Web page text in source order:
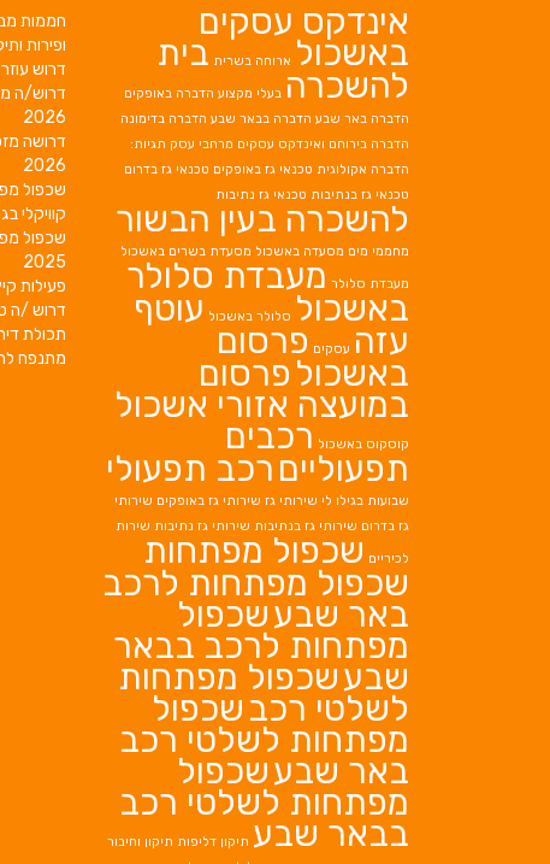
חממות
ופירות
דרוש
דרוש/ה
2026
דרושה
2026
שכפול
קוויקלי
שכפול
2025
פעילות
דרוש /ה
תכולת
מתנפח
אינדקס עסקים
באשכול ארוחה בשרית בית
להשכרה בעלי מקצוע הדברה באופקים
הדברה באר שבע הדברה בבאר שבע הדברה בדימונה
הדברה בירוחם ואינדקס עסקים מרחבי עסק תגיות:
הדברה אקולוגית טכנאי גז באופקים טכנאי גז בדרום
טכנאי גז בנתיבות טכנאי גז נתיבות
להשכרה בעין הבשור
מחממי מים מסעדה באשכול מסעדת בשרים באשכול
מעבדת סלולר מעבדת סלולר
באשכול סלולר באשכול עוטף
עזה עסקים פרסום
באשכול פרסום
במועצה אזורי אשכול
קוסקוס באשכול רכבים
תפעוליים רכב תפעולי
שבועות בגילו לי שירותי גז שירותי גז באופקים שירותי
גז בדרום שירותי גז בנתיבות שירותי גז נתיבות שירות
לכיריים שכפול מפתחות
שכפול מפתחות לרכב
באר שבעשכפול
מפתחות לרכב בבאר
שבעשכפול מפתחות
לשלטי רכב שכפול
מפתחות לשלטי רכב
באר שבעשכפול
מפתחות לשלטי רכב
בבאר שבע תיקון דליפות תיקון וחיבור